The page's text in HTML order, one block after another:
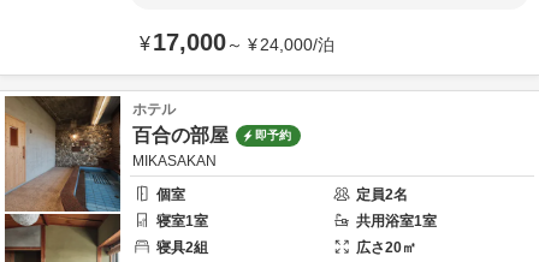
¥17,000～ ¥24,000/泊
ホテル
百合の部屋 即予約
MIKASAKAN
個室
定員2名
寝室1室 共用浴室1室
寝具2組 広さ20㎡